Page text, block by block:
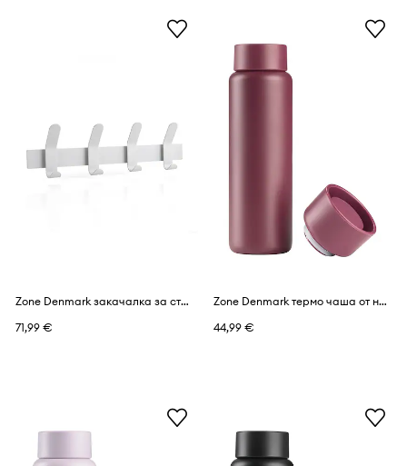
Zone Denmark закачалка за стена от прахово боядисана стомана
71,99 €
Zone Denmark термо чаша от неръждаема стомана 650 ml
44,99 €